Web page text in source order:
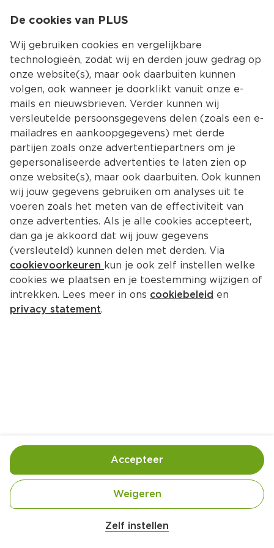
Kies jouw
Ingrediënten Bereiding
De cookies van PLUS
Wij gebruiken cookies en vergelijkbare
technologieën, zodat wij en derden jouw gedrag op
onze website(s), maar ook daarbuiten kunnen
volgen, ook wanneer je doorklikt vanuit onze e-
mails en nieuwsbrieven. Verder kunnen wij
versleutelde persoonsgegevens delen (zoals een e-
mailadres en aankoopgegevens) met derde
partijen zoals onze advertentiepartners om je
gepersonaliseerde advertenties te laten zien op
onze website(s), maar ook daarbuiten. Ook kunnen
wij jouw gegevens gebruiken om analyses uit te
voeren zoals het meten van de effectiviteit van
onze advertenties. Als je alle cookies accepteert,
dan ga je akkoord dat wij jouw gegevens
(versleuteld) kunnen delen met derden. Via
cookievoorkeuren kun je ook zelf instellen welke
cookies we plaatsen en je toestemming wijzigen of
intrekken. Lees meer in ons cookiebeleid en
privacy statement.
Zelf instellen
Weigeren
Accepteer